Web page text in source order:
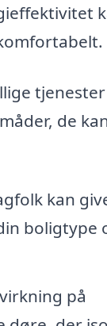
de
kan
boligtype
på